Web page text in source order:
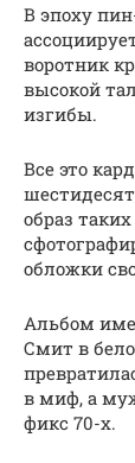
В эпоху
воротник
высокой
изгибы.
Все это
образ
обложки
Альбом
Смит в
в миф, а
фикс 70-х.